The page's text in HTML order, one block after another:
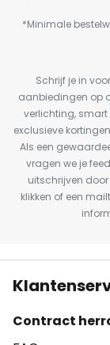
*Minimale
Schrijf je in
aanbiedingen op
verlichting,
exclusieve
Als een
vragen we je
uitschrijven
klikken of een
Contract